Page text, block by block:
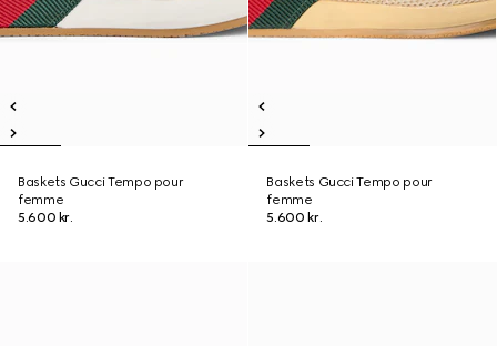
Baskets Gucci Tempo pour
femme
5.600 kr.
Baskets Gucci Tempo pour
femme
5.600 kr.